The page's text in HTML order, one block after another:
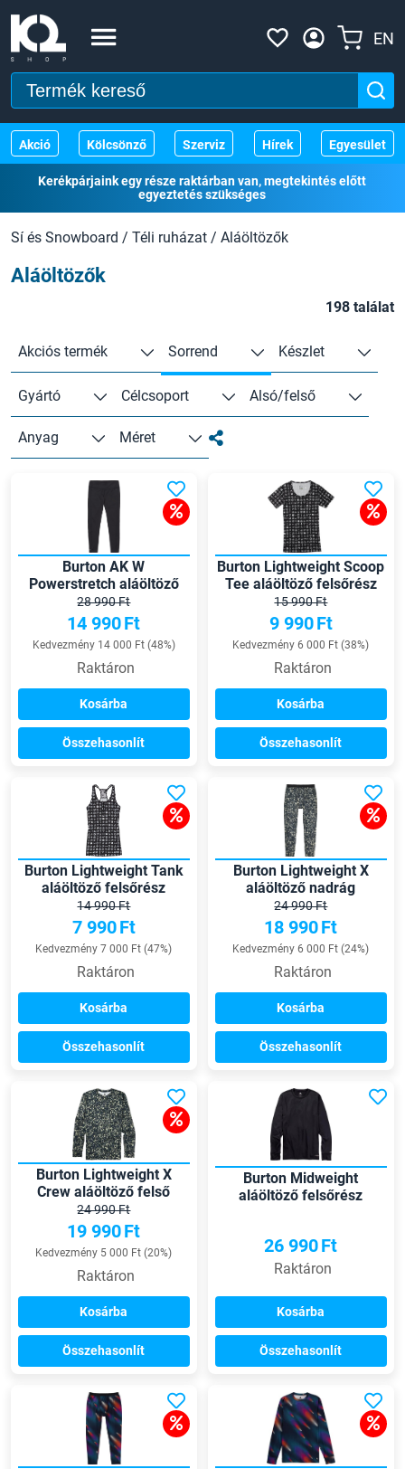
EN
Akció Kölcsönző Szerviz Hírek Egyesület
Kerékpárjaink egy része raktárban van, megtekintés előtt
egyeztetés szükséges
Sí és Snowboard / Téli ruházat / Aláöltözők
Aláöltözők
198 találat
Akciós termék Sorrend Készlet
Gyártó Célcsoport Alsó/felső
Anyag Méret
Burton AK W
Powerstretch aláöltöző
nadrág
28 990 Ft
14 990Ft
Kedvezmény 14 000 Ft (48%)
Raktáron
Kosárba
Összehasonlít
Burton Lightweight Scoop
Tee aláöltöző felsőrész
15 990 Ft
9 990Ft
Kedvezmény 6 000 Ft (38%)
Raktáron
Kosárba
Összehasonlít
Burton Lightweight Tank
aláöltöző felsőrész
14 990 Ft
7 990Ft
Kedvezmény 7 000 Ft (47%)
Raktáron
Kosárba
Összehasonlít
Burton Lightweight X
aláöltöző nadrág
24 990 Ft
18 990Ft
Kedvezmény 6 000 Ft (24%)
Raktáron
Kosárba
Összehasonlít
Burton Lightweight X
Crew aláöltöző felső
24 990 Ft
19 990Ft
Kedvezmény 5 000 Ft (20%)
Raktáron
Kosárba
Összehasonlít
Burton Midweight
aláöltöző felsőrész
26 990Ft
Raktáron
Kosárba
Összehasonlít